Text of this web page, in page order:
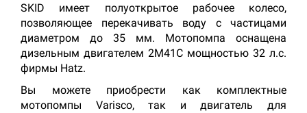
SKID имеет полуоткрытое рабочее колесо,
позволяющее перекачивать воду с частицами
диаметром до 35 мм. Мотопомпа оснащена
дизельным двигателем 2M41C мощностью 32 л.с.
фирмы Hatz.
Вы можете приобрести как комплектные
мотопомпы Varisco, так и двигатель для